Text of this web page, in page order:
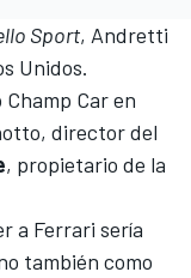
Sport, Andretti
Unidos.
Car en
director del
, propietario de la
a Ferrari sería
también como